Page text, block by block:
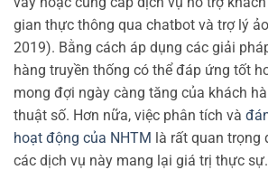
gian thực thông qua chatbot và trợ lý
2019). Bằng cách áp dụng các giải
hàng truyền thống có thể đáp ứng tốt
mong đợi ngày càng tăng của khách
thuật số. Hơn nữa, việc phân tích và
hoạt động của NHTM là rất quan trọng
các dịch vụ này mang lại giá trị thực sự.